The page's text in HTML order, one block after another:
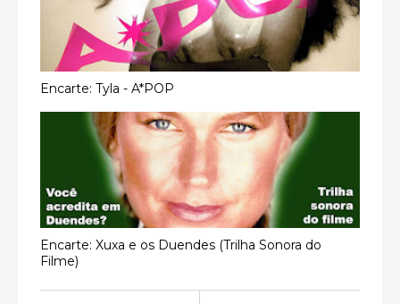
Encarte: Tyla - A*POP
Encarte: Xuxa e os Duendes (Trilha Sonora do
Filme)